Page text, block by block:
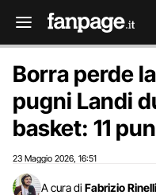
Borra perde
pugni Landi
basket: 11
23 Maggio 2026 16:51
A cura di Fabrizio Rinelli